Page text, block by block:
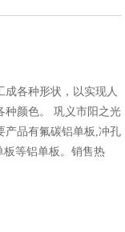
成各种形状，以实现人
种颜色。 巩义市阳之光
产品有氟碳铝单板,冲孔
等铝单板。销售热